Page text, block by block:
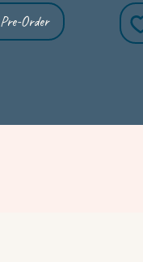
Pre-Order